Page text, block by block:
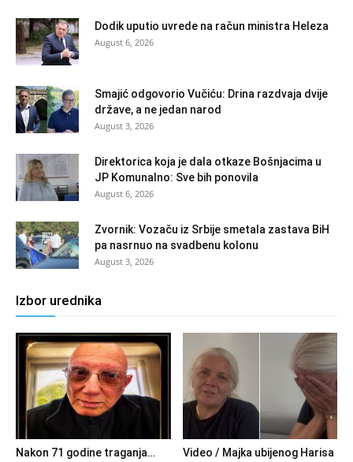
Dodik uputio uvrede na račun ministra Heleza
August 6, 2026
Smajić odgovorio Vučiću: Drina razdvaja dvije
države, a ne jedan narod
August 3, 2026
Direktorica koja je dala otkaze Bošnjacima u
JP Komunalno: Sve bih ponovila
August 6, 2026
Zvornik: Vozaču iz Srbije smetala zastava BiH
pa nasrnuo na svadbenu kolonu
August 3, 2026
Izbor urednika
Nakon 71 godine traganja…
Video / Majka ubijenog Harisa